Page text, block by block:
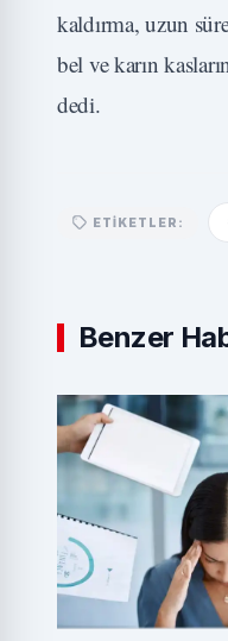
kaldırma, uzun
bel ve karın
dedi.
ETIKETLER:
Benzer